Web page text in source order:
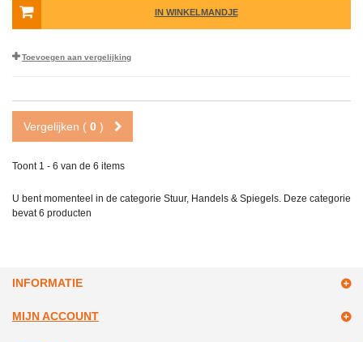
IN WINKELMANDJE
Toevoegen aan vergelijking
Vergelijken ( 0 )
Toont 1 - 6 van de 6 items
U bent momenteel in de categorie Stuur, Handels & Spiegels. Deze categorie
bevat6 producten
INFORMATIE
MIJN ACCOUNT